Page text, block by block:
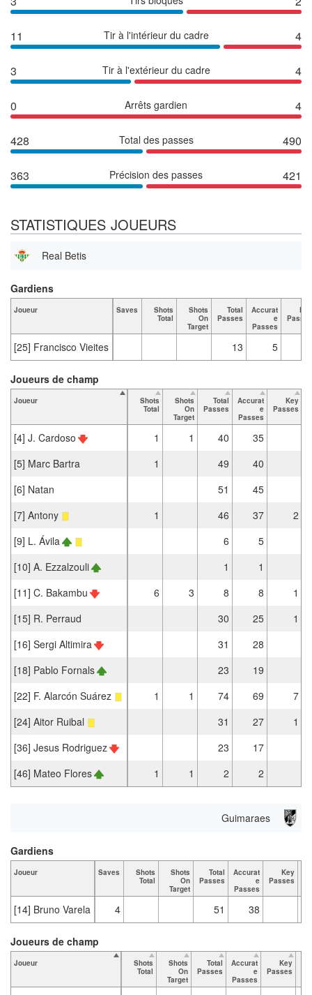
11 Tir à l'intérieur du cadre 4
3 Tir à l'extérieur du cadre 4
0 Arrêts gardien 4
428 Total des passes 490
363 Précision des passes 421
STATISTIQUES JOUEURS
Real Betis
Joueur Saves
Shots
Total
Shots
On
Target
Total
Passes
Accurat
e
Passes
Key
Passes
[25] Francisco Vieites 13 5
Gardiens
Joueur
Shots
Total
Shots
On
Target
Total
Passes
Accurat
e
Passes
Key
Passes
[4] J. Cardoso 1 1 40
35
[5] Marc Bartra
1 49
40
[6] Natan
51
45
[7] Antony
1 46 37
2
[9] L. Ávila
6
5
[10] A. Ezzalzouli
1
1
[11] C. Bakambu
6 3 8 8
1
[15] R. Perraud
30 25
1
[16] Sergi Altimira
31
28
[18] Pablo Fornals
23
19
[22] F. Alarcón Suárez
1 1 74 69
7
[24] Aitor Ruibal
31 27
1
[36] Jesus Rodriguez
23
17
[46] Mateo Flores
1 1 2 2
Joueurs de champ
Guimaraes
Joueur Saves
Shots
Total
Shots
On
Target
Total
Passes
Accurat
e
Passes
Key
Passes
[14] Bruno Varela 4 51 38
Gardiens
Joueur
Shots
Total
Shots
On
Target
Total
Passes
Accurat
e
Passes
Key
Passes
Joueurs de champ